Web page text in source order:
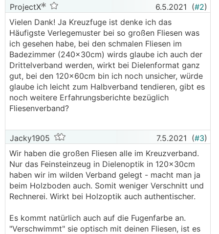
ProjectX 6.5.2021 (#2)
Vielen Dank! Ja Kreuzfuge ist denke ich das
Häufigste Verlegemuster bei so großen Fliesen was
ich gesehen habe, bei den schmalen Fliesen im
Badezimmer (240x30cm) wirds glaube ich auch der
Drittelverband werden, wirkt bei Dielenformat ganz
gut, bei den 120x60cm bin ich noch unsicher, würde
glaube ich leicht zum Halbverband tendieren, gibt es
noch weitere Erfahrungsberichte bezüglich
Fliesenverband?
Jacky1905 7.5.2021 (#3)
Wir haben die großen Fliesen alle im Kreuzverband.
Nur das Feinsteinzeug in Dielenoptik in 120x30cm
haben wir im wilden Verband gelegt - macht man ja
beim Holzboden auch. Somit weniger Verschnitt und
Rechnerei. Wirkt bei Holzoptik auch authentischer.
Es kommt natürlich auch auf die Fugenfarbe an.
"Verschwimmt" sie optisch mit deinen Fliesen, ist es